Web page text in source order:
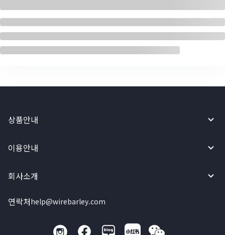
상품안내
이용안내
회사소개
연락처help@wirebarley.com